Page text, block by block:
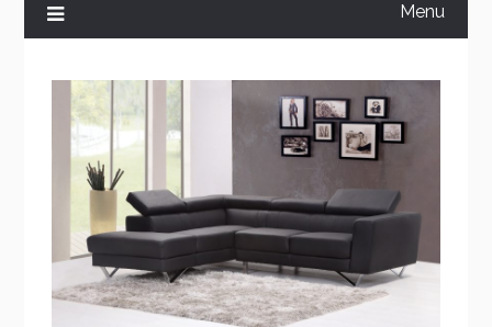
Menu